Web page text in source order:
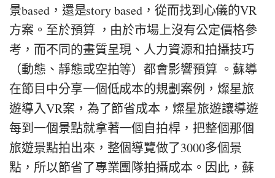
景based，還是story based，從而找到心儀的VR
方案。至於預算 ，由於市場上沒有公定價格參
考，而不同的畫質呈現、人力資源和拍攝技巧
（動態、靜態或空拍等）都會影響預算 。蘇導
在節目中分享一個低成本的規劃案例，燦星旅
遊導入VR案，為了節省成本，燦星旅遊讓導遊
每到一個景點就拿著一個自拍桿，把整個那個
旅遊景點拍出來，整個導覽做了3000多個景
點，所以節省了專業團隊拍攝成本。因此，蘇